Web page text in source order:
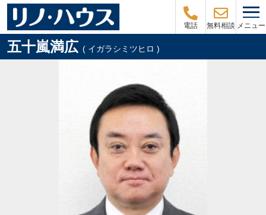
電話 無料相談 メニュー
五十嵐満広 ( イガラシミツヒロ )